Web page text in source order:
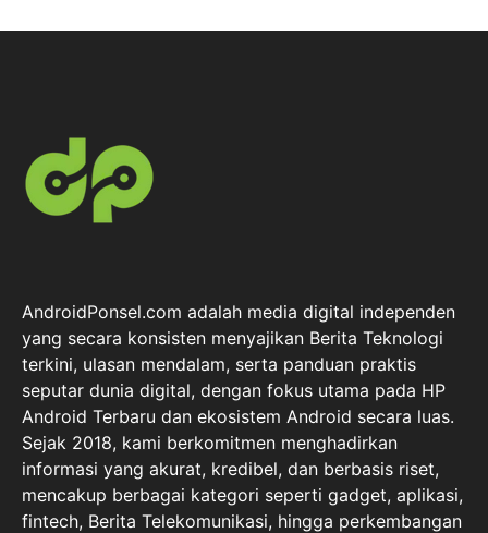
AndroidPonsel.com adalah media digital independen
yang secara konsisten menyajikan Berita Teknologi
terkini, ulasan mendalam, serta panduan praktis
seputar dunia digital, dengan fokus utama pada HP
Android Terbaru dan ekosistem Android secara luas.
Sejak 2018, kami berkomitmen menghadirkan
informasi yang akurat, kredibel, dan berbasis riset,
mencakup berbagai kategori seperti gadget, aplikasi,
fintech, Berita Telekomunikasi, hingga perkembangan